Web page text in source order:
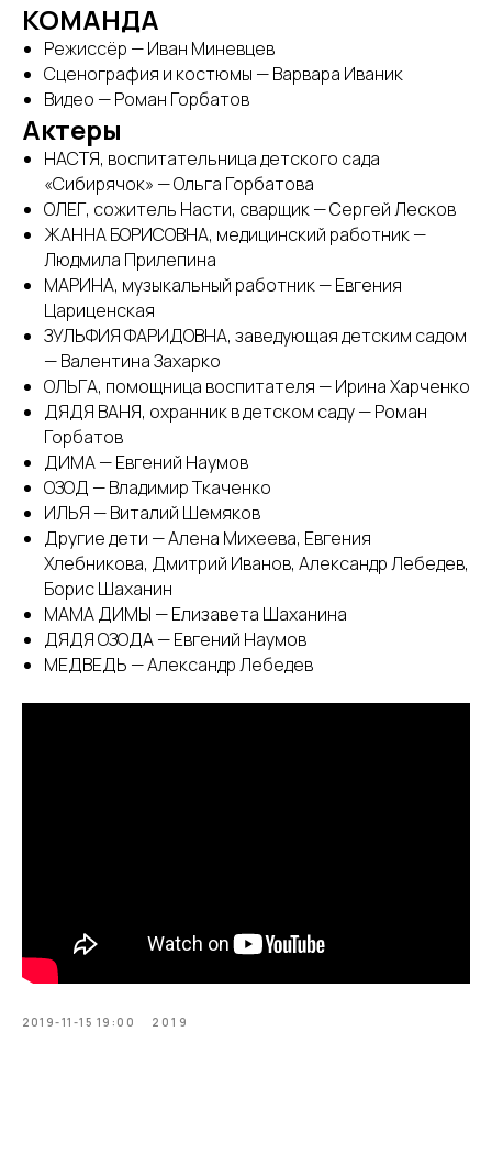
КОМАНДА
Режиссёр — Иван Миневцев
Сценография и костюмы — Варвара Иваник
Видео — Роман Горбатов
Актеры
НАСТЯ, воспитательница детского сада
«Сибирячок» — Ольга Горбатова
ОЛЕГ, сожитель Насти, сварщик — Сергей Лесков
ЖАННА БОРИСОВНА, медицинский работник —
Людмила Прилепина
МАРИНА, музыкальный работник — Евгения
Цариценская
ЗУЛЬФИЯ ФАРИДОВНА, заведующая детским садом
— Валентина Захарко
ОЛЬГА, помощница воспитателя — Ирина Харченко
ДЯДЯ ВАНЯ, охранник в детском саду — Роман
Горбатов
ДИМА — Евгений Наумов
ОЗОД — Владимир Ткаченко
ИЛЬЯ — Виталий Шемяков
Другие дети — Алена Михеева, Евгения
Хлебникова, Дмитрий Иванов, Александр Лебедев,
Борис Шаханин
МАМА ДИМЫ — Елизавета Шаханина
ДЯДЯ ОЗОДА — Евгений Наумов
МЕДВЕДЬ — Александр Лебедев
2019-11-15 19:00 2019